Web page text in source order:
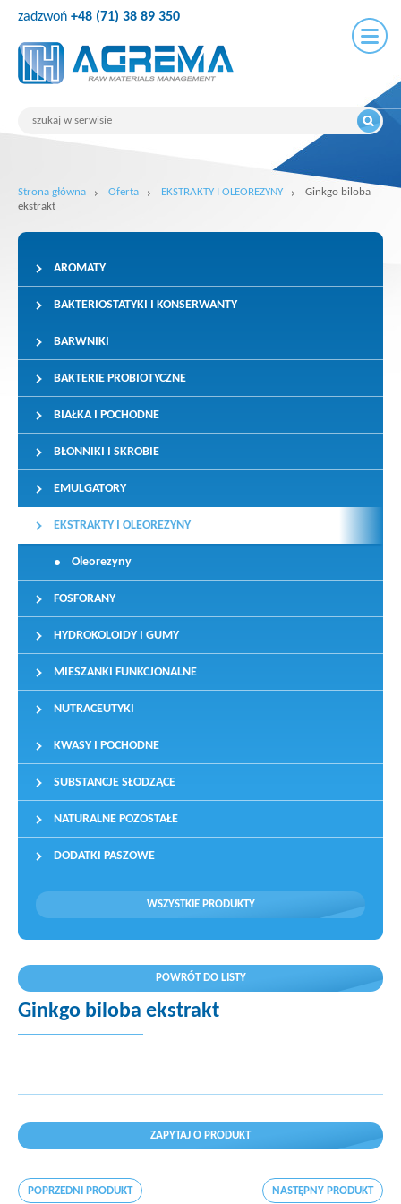
zadzwoń +48 (71) 38 89 350
Strona główna Oferta EKSTRAKTY I OLEOREZYNY
Ginkgo biloba
ekstrakt
AROMATY
BAKTERIOSTATYKI I KONSERWANTY
BARWNIKI
BAKTERIE PROBIOTYCZNE
BIAŁKA I POCHODNE
BŁONNIKI I SKROBIE
EMULGATORY
EKSTRAKTY I OLEOREZYNY
Oleorezyny
FOSFORANY
HYDROKOLOIDY I GUMY
MIESZANKI FUNKCJONALNE
NUTRACEUTYKI
KWASY I POCHODNE
SUBSTANCJE SŁODZĄCE
NATURALNE POZOSTAŁE
DODATKI PASZOWE
WSZYSTKIE PRODUKTY
POWRÓT DO LISTY
Ginkgo biloba ekstrakt
ZAPYTAJ O PRODUKT
POPRZEDNI PRODUKT NASTĘPNY PRODUKT